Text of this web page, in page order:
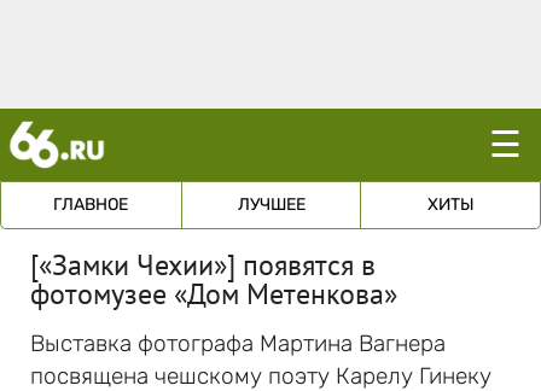
☰
ГЛАВНОЕ ЛУЧШЕЕ ХИТЫ
[«Замки Чехии»] появятся в
фотомузее «Дом Метенкова»
Выставка фотографа Мартина Вагнера
посвящена чешскому поэту Карелу Гинеку